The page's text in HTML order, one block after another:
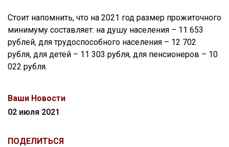
Стоит напомнить, что на 2021 год размер прожиточного
минимуму составляет: на душу населения – 11 653
рублей, для трудоспособного населения – 12 702
рубля, для детей – 11 303 рубля, для пенсионеров – 10
022 рубля.
Ваши Новости
02 июля 2021
ПОДЕЛИТЬСЯ